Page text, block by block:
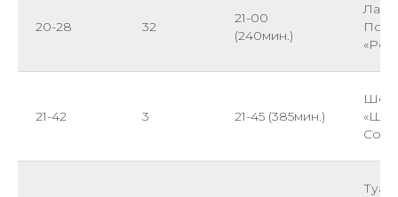
20-28 32
21-00
(240мин.)
21-42 3 21-45 (385мин.)